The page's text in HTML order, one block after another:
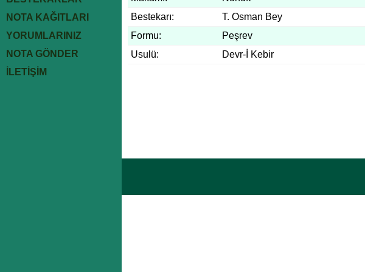
NOTA KAĞITLARI
YORUMLARINIZ
NOTA GÖNDER
İLETİŞİM
Bestekarı:
T. Osman Bey
Formu:
Peşrev
Usulü:
Devr-İ Kebir